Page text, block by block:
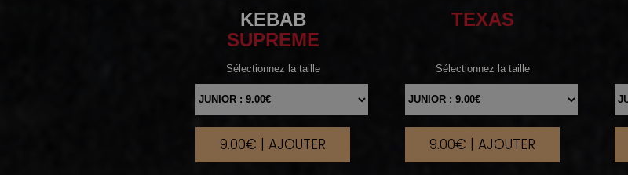
KEBAB
SUPREME
Sélectionnez la taille
|
9.00€ | AJOUTER
TEXAS
Sélectionnez la taille
|
9.00€ | AJOUTER